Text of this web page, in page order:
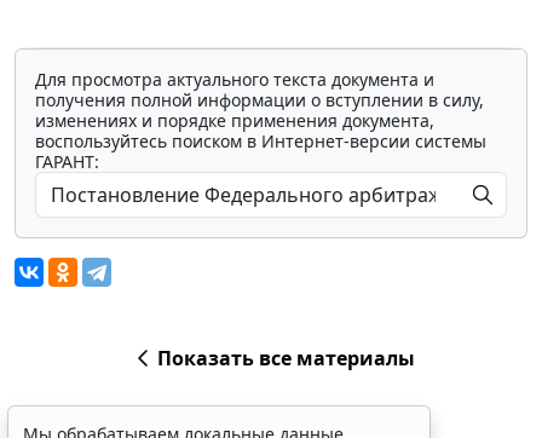
Для просмотра актуального текста документа и
получения полной информации о вступлении в силу,
изменениях и порядке применения документа,
воспользуйтесь поиском в Интернет-версии системы
ГАРАНТ:
Показать все материалы